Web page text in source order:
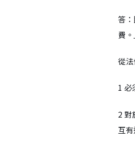
答
費。
從
1 必
2 對
互